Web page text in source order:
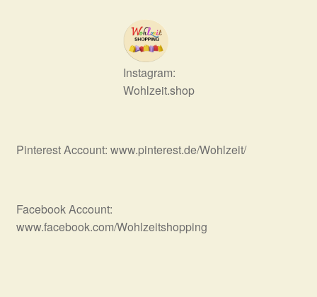
Instagram:
Wohlzeit.shop
Pinterest Account: www.pinterest.de/Wohlzeit/
Facebook Account:
www.facebook.com/Wohlzeitshopping